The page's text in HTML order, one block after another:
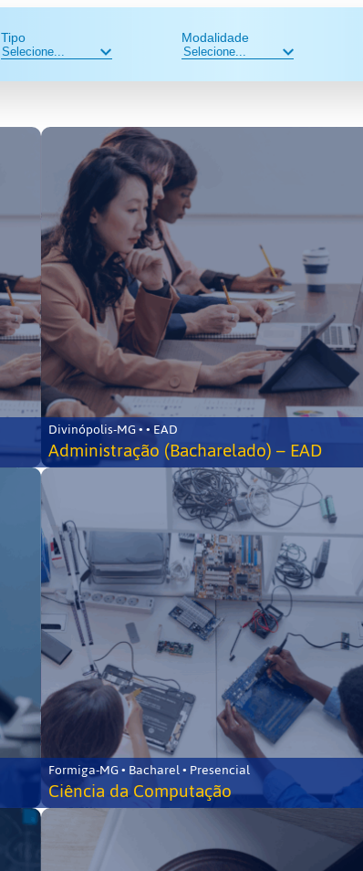
Tipo Modalidade
Divinópolis-MG • • EAD
Administração (Bacharelado) – EAD
Formiga-MG • Bacharel • Presencial
Ciência da Computação